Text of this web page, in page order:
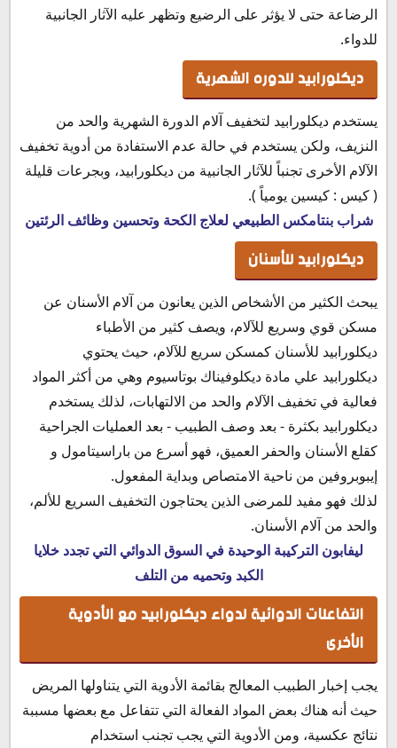
الرضاعة حتى لا يؤثر على الرضيع وتظهر عليه الآثار الجانبية
للدواء.
ديكلورابيد للدوره الشهرية
يستخدم ديكلورابيد لتخفيف آلام الدورة الشهرية والحد من
النزيف، ولكن يستخدم في حالة عدم الاستفادة من أدوية تخفيف
الآلام الأخرى تجنباً للآثار الجانبية من ديكلورابيد، وبجرعات قليلة
( كيس : كيسين يومياً ).
شراب بنتامكس الطبيعي لعلاج الكحة وتحسين وظائف الرئتين
ديكلورابيد للأسنان
يبحث الكثير من الأشخاص الذين يعانون من آلام الأسنان عن
مسكن قوي وسريع للآلام، ويصف كثير من الأطباء
ديكلورابيد للأسنان كمسكن سريع للآلام، حيث يحتوي
ديكلورابيد علي مادة ديكلوفيناك بوتاسيوم وهي من أكثر المواد
فعالية في تخفيف الآلام والحد من الالتهابات، لذلك يستخدم
ديكلورابيد بكثرة - بعد وصف الطبيب - بعد العمليات الجراحية
كقلع الأسنان والحفر العميق، فهو أسرع من باراسيتامول و
إيبوبروفين من ناحية الامتصاص وبداية المفعول.
لذلك فهو مفيد للمرضى الذين يحتاجون التخفيف السريع للألم،
والحد من آلام الأسنان.
ليفابون التركيبة الوحيدة في السوق الدوائي التي تجدد خلايا
الكبد وتحميه من التلف
التفاعلات الدوائية لدواء ديكلورابيد مع الأدوية
الأخرى
يجب إخبار الطبيب المعالج بقائمة الأدوية التي يتناولها المريض
حيث أنه هناك بعض المواد الفعالة التي تتفاعل مع بعضها مسببة
نتائج عكسية، ومن الأدوية التي يجب تجنب استخدام